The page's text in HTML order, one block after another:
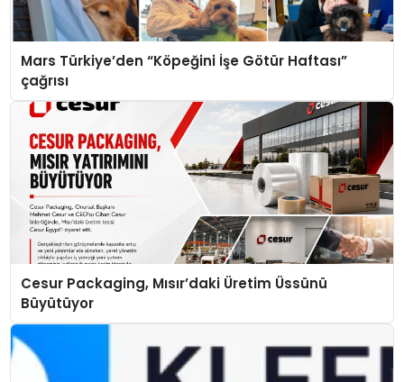
Mars Türkiye’den “Köpeğini İşe Götür Haftası”
çağrısı
Cesur Packaging, Mısır’daki Üretim Üssünü
Büyütüyor